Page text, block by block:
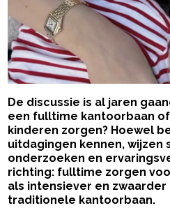
De discussie is al jaren
een fulltime kantoorbaan
kinderen zorgen? Hoewel
uitdagingen kennen, wijzen
onderzoeken en
richting: fulltime zorgen
als intensiever en
traditionele kantoorbaan.